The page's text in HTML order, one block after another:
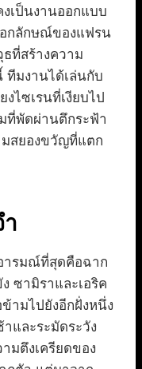
เป็นงานออกแบบ
อกลักษณ์ของแฟรน
ธที่สร้างความ
ทีมงานได้เล่นกับ
งไซเรนที่เงียบไป
ที่พัดผ่านตึกระฟ้า
สยองขวัญที่แตก
ารมณ์ที่สุดคือฉาก
ซามิราและเอริค
ข้ามไปยังอีกฝั่งหนึ่ง
และระมัดระวัง
ามตึงเครียดของ